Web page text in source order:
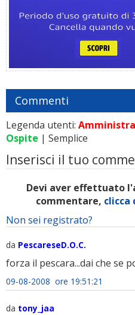
Commenti
Legenda utenti:
Ospite | Semplice
Inserisci il tuo
Devi aver effettuato
commentare, clicca
Non sei registrato?
da PescareseD.O.C.
forza il pescara...dai che se
09-08-2008 ore 19:51:21
da tony_jaa